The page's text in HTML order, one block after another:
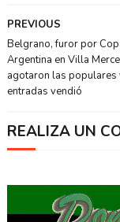
PREVIOUS
Belgrano, furor por
Argentina en Villa
agotaron las populares
entradas vendió
REALIZA UN